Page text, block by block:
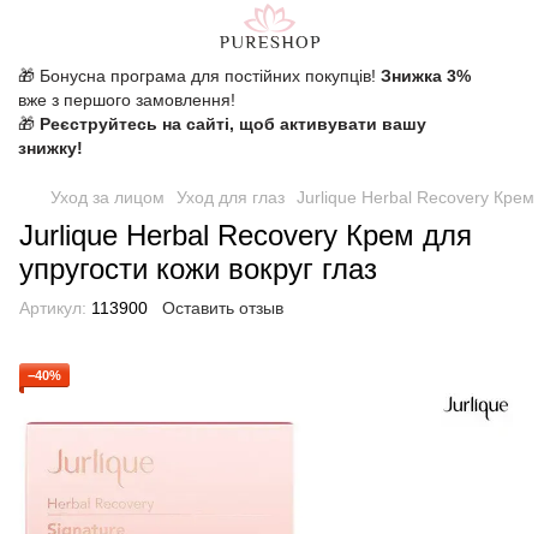
🎁 Бонусна програма для постійних покупців! Знижка 3%
вже з першого замовлення!
🎁 Реєструйтесь на сайті, щоб активувати вашу
знижку!
Уход за лицом Уход для глаз Jurlique Herbal Recovery Крем
Jurlique Herbal Recovery Крем для
упругости кожи вокруг глаз
Артикул: 113900 Оставить отзыв
−40%